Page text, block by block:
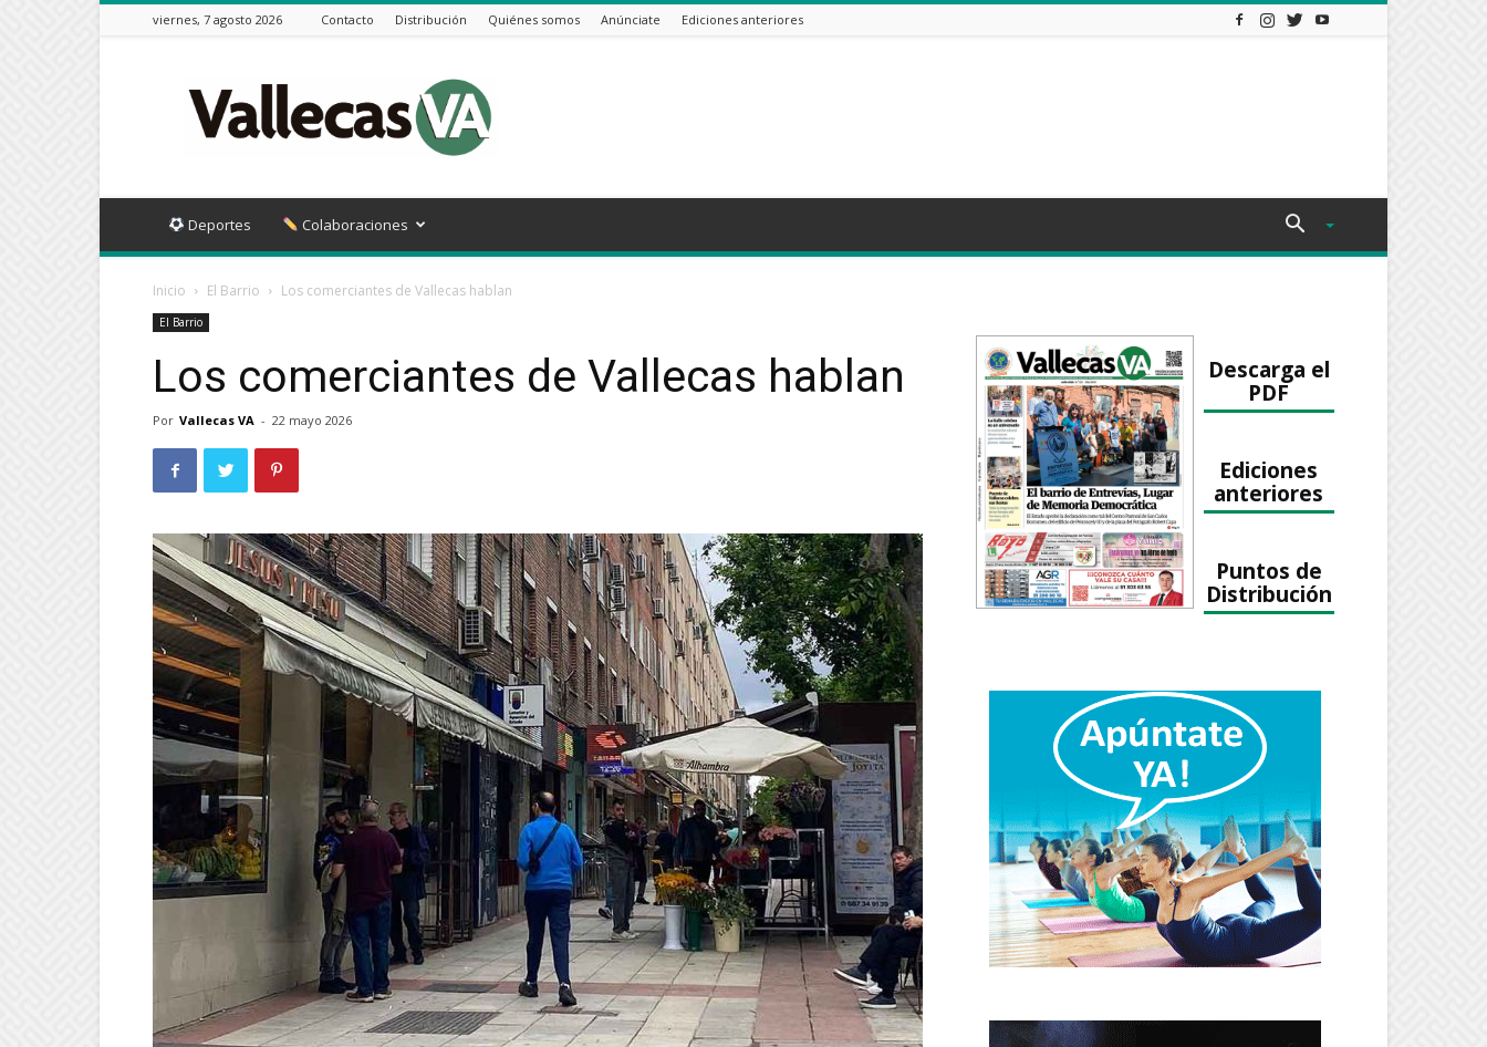
viernes, 7 agosto 2026 Contacto Distribución Quiénes somos Anúnciate Ediciones anteriores
VA
Deportes Colaboraciones
Inicio El Barrio Los comerciantes de Vallecas hablan
El Barrio
Los comerciantes de Vallecas hablan
Por Vallecas VA - 22 mayo 2026
Descarga el
PDF
Ediciones
anteriores
Puntos de
Distribución